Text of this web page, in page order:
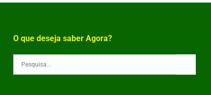
O que deseja saber Agora?